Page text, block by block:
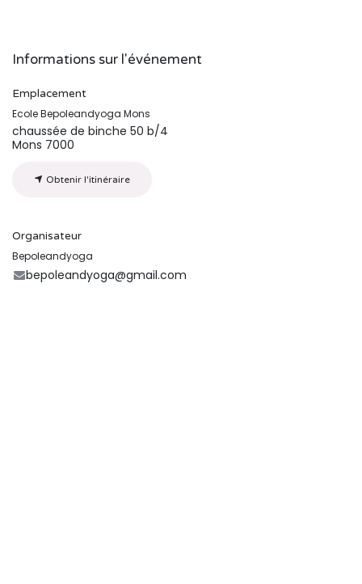
Informations sur l'événement
Emplacement
Ecole Bepoleandyoga Mons
chaussée de binche 50 b/4
Mons 7000
Obtenir l'itinéraire
Organisateur
Bepoleandyoga
bepoleandyoga@gmail.com